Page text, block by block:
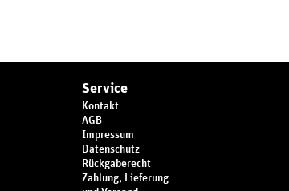
Service
Kontakt
AGB
Impressum
Datenschutz
Rückgaberecht
Zahlung, Lieferung